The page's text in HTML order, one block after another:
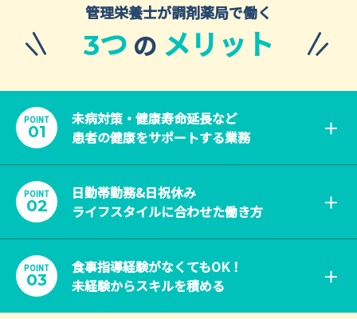
管理栄養士が調剤薬局で働く
3つ の メリット
POINT
01
未病対策・健康寿命延長など
患者の健康をサポートする業務
POINT
02
日勤帯勤務&日祝休み
ライフスタイルに合わせた働き方
POINT
03
食事指導経験がなくてもOK！
未経験からスキルを積める